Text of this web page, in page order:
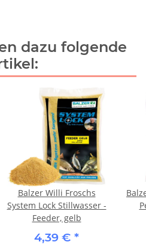
dazu folgende
Balzer Willi Froschs
System Lock Stillwasser -
Feeder, gelb
4,39 € *